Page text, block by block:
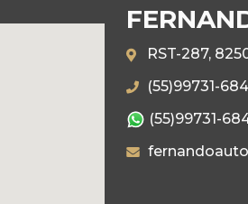
RST-287,
(55)99731-
(55)99731-